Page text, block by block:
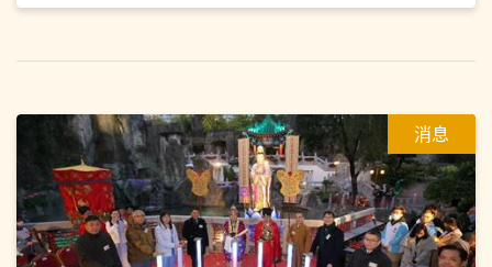
消息